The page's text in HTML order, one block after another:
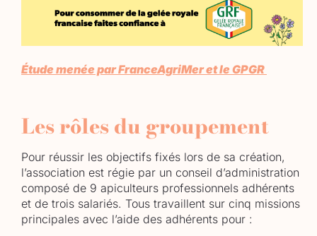
Étude menée par FranceAgriMer et le GPGR
Les rôles du groupement
Pour réussir les objectifs fixés lors de sa création,
l’association est régie par un conseil d’administration
composé de 9 apiculteurs professionnels adhérents
et de trois salariés. Tous travaillent sur cinq missions
principales avec l’aide des adhérents pour :